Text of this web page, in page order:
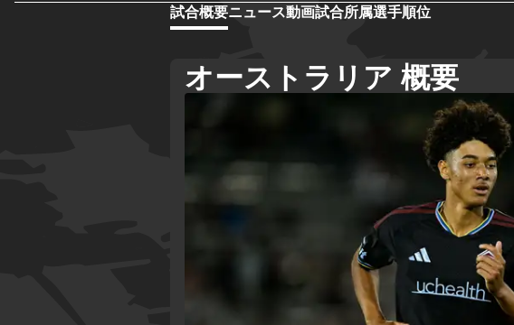
試合概要ニュース動画試合所属選手順位
オーストラリア 概要